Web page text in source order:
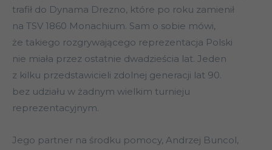
trafił do Dynama Drezno, które po roku zamienił
na TSV 1860 Monachium. Sam o sobie mówi,
że takiego rozgrywającego reprezentacja Polski
nie miała przez ostatnie dwadzieścia lat. Jeden
z kilku przedstawicieli zdolnej generacji lat 90.
bez udziału w żadnym wielkim turnieju
reprezentacyjnym.
Jego partner na środku pomocy, Andrzej Buncol,